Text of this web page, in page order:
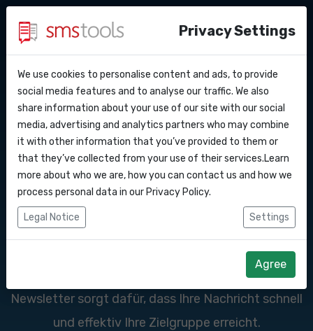
API Docs
Webhooks
Integrationen
Zapier
Warum smstools?
Blog
Service level agreement
Kontakt
Angebot anfordern
WhatsApp-
Newsletter
Der WhatsApp-Newsletter ermöglicht es
Unternehmen, einfach mit ihren Kunden über
WhatsApp zu kommunizieren. Ob Sie
Sonderangebote, wichtige Updates oder exklusive
Rabatte teilen möchten, der WhatsApp-
Newsletter sorgt dafür, dass Ihre Nachricht schnell
und effektiv Ihre Zielgruppe erreicht.
Privacy Settings
We use cookies to personalise content and ads, to provide
social media features and to analyse our traffic. We also
share information about your use of our site with our social
media, advertising and analytics partners who may combine
it with other information that you’ve provided to them or
that they’ve collected from your use of their services.Learn
more about who we are, how you can contact us and how we
process personal data in our Privacy Policy.
Legal Notice Settings
Agree